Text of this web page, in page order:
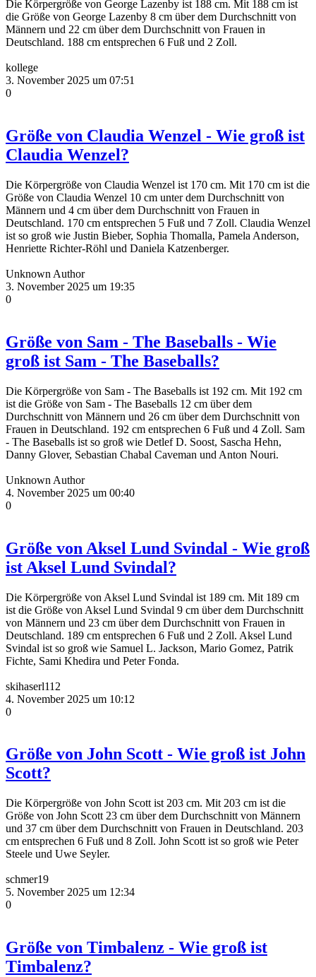
Die Körpergröße von George Lazenby ist 188 cm. Mit 188 cm ist
die Größe von George Lazenby 8 cm über dem Durchschnitt von
Männern und 22 cm über dem Durchschnitt von Frauen in
Deutschland. 188 cm entsprechen 6 Fuß und 2 Zoll.
kollege
3. November 2025 um 07:51
0
Größe von Claudia Wenzel - Wie groß ist
Claudia Wenzel?
Die Körpergröße von Claudia Wenzel ist 170 cm. Mit 170 cm ist die
Größe von Claudia Wenzel 10 cm unter dem Durchschnitt von
Männern und 4 cm über dem Durchschnitt von Frauen in
Deutschland. 170 cm entsprechen 5 Fuß und 7 Zoll. Claudia Wenzel
ist so groß wie Justin Bieber, Sophia Thomalla, Pamela Anderson,
Henriette Richter-Röhl und Daniela Katzenberger.
Unknown Author
3. November 2025 um 19:35
0
Größe von Sam - The Baseballs - Wie
groß ist Sam - The Baseballs?
Die Körpergröße von Sam - The Baseballs ist 192 cm. Mit 192 cm
ist die Größe von Sam - The Baseballs 12 cm über dem
Durchschnitt von Männern und 26 cm über dem Durchschnitt von
Frauen in Deutschland. 192 cm entsprechen 6 Fuß und 4 Zoll. Sam
- The Baseballs ist so groß wie Detlef D. Soost, Sascha Hehn,
Danny Glover, Sebastian Chabal Caveman und Anton Nouri.
Unknown Author
4. November 2025 um 00:40
0
Größe von Aksel Lund Svindal - Wie groß
ist Aksel Lund Svindal?
Die Körpergröße von Aksel Lund Svindal ist 189 cm. Mit 189 cm
ist die Größe von Aksel Lund Svindal 9 cm über dem Durchschnitt
von Männern und 23 cm über dem Durchschnitt von Frauen in
Deutschland. 189 cm entsprechen 6 Fuß und 2 Zoll. Aksel Lund
Svindal ist so groß wie Samuel L. Jackson, Mario Gomez, Patrik
Fichte, Sami Khedira und Peter Fonda.
skihaserl112
4. November 2025 um 10:12
0
Größe von John Scott - Wie groß ist John
Scott?
Die Körpergröße von John Scott ist 203 cm. Mit 203 cm ist die
Größe von John Scott 23 cm über dem Durchschnitt von Männern
und 37 cm über dem Durchschnitt von Frauen in Deutschland. 203
cm entsprechen 6 Fuß und 8 Zoll. John Scott ist so groß wie Peter
Steele und Uwe Seyler.
schmer19
5. November 2025 um 12:34
0
Größe von Timbalenz - Wie groß ist
Timbalenz?